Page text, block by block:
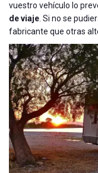
vuestro vehículo lo
de viaje . Si no se
fabricante que otras